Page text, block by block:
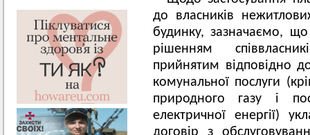
до власників
будинку, зазначаємо,
рішенням
прийнятим відповідно
комунальної послуги
природного газу і
електричної енергії)
договір з